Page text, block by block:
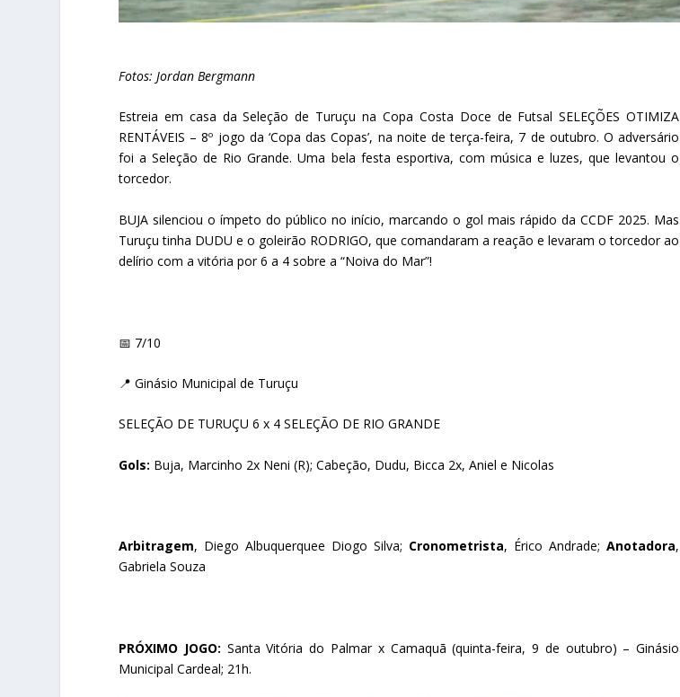
Fotos: Jordan Bergmann
Estreia em casa da Seleção de Turuçu na Copa Costa Doce de Futsal SELEÇÕES OTIMIZA
RENTÁVEIS – 8º jogo da ‘Copa das Copas’, na noite de terça-feira, 7 de outubro. O adversário
foi a Seleção de Rio Grande. Uma bela festa esportiva, com música e luzes, que levantou o
torcedor.
BUJA silenciou o ímpeto do público no início, marcando o gol mais rápido da CCDF 2025. Mas
Turuçu tinha DUDU e o goleirão RODRIGO, que comandaram a reação e levaram o torcedor ao
delírio com a vitória por 6 a 4 sobre a “Noiva do Mar”!
📅 7/10
📍 Ginásio Municipal de Turuçu
SELEÇÃO DE TURUÇU 6 x 4 SELEÇÃO DE RIO GRANDE
Gols: Buja, Marcinho 2x Neni (R); Cabeção, Dudu, Bicca 2x, Aniel e Nicolas
Arbitragem, Diego Albuquerquee Diogo Silva; Cronometrista, Érico Andrade;Anotadora,
Gabriela Souza
PRÓXIMO JOGO: Santa Vitória do Palmar x Camaquã (quinta-feira, 9 de outubro) – Ginásio
Municipal Cardeal; 21h.